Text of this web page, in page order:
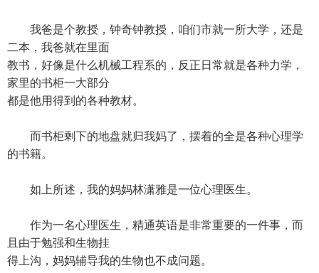
我爸是个教授，钟奇钟教授，咱们市就一所大学，还是
二本，我爸就在里面
教书，好像是什么机械工程系的，反正日常就是各种力学，
家里的书柜一大部分
都是他用得到的各种教材。
而书柜剩下的地盘就归我妈了，摆着的全是各种心理学
的书籍。
如上所述，我的妈妈林潇雅是一位心理医生。
作为一名心理医生，精通英语是非常重要的一件事，而
且由于勉强和生物挂
得上沟，妈妈辅导我的生物也不成问题。